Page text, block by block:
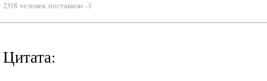
2318 человек поставили -3
Цитата: